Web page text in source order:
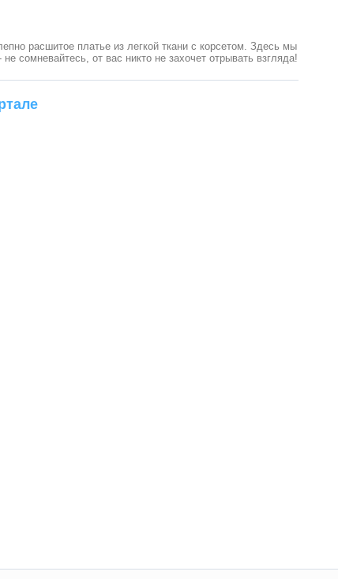
расшитое платье из легкой ткани с корсетом. Здесь мы
сомневайтесь, от вас никто не захочет отрывать взгляда!